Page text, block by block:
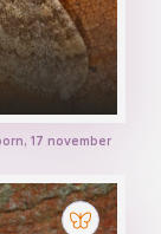
17 november